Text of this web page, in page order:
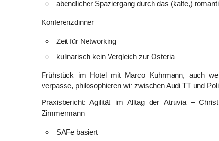
abendlicher Spaziergang durch das (kalte,)
Konferenzdinner
Zeit für Networking
kulinarisch kein Vergleich zur Osteria
Frühstück im Hotel mit Marco Kuhrmann, auch
verpasse, philosophieren wir zwischen Audi TT und
Praxisbericht: Agilität im Alltag der Atruvia –
Zimmermann
SAFe basiert